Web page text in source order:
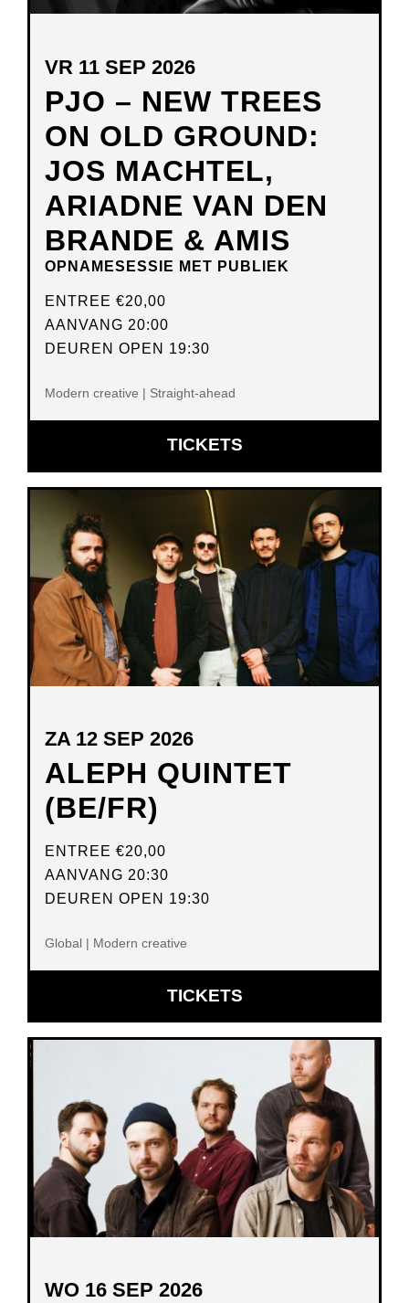
PJO – NEW TREES
ON OLD GROUND:
JOS MACHTEL,
ARIADNE VAN DEN
BRANDE & AMIS
OPNAMESESSIE MET PUBLIEK
VR 11 SEP 2026
ENTREE €20,00
AANVANG 20:00
DEUREN OPEN 19:30
Modern creative | Straight-ahead
TICKETSOPENT
IN
VENSTER
ALEPH QUINTET
(BE/FR)
ZA 12 SEP 2026
ENTREE €20,00
AANVANG 20:30
DEUREN OPEN 19:30
Global | Modern creative
TICKETSOPENT
IN
NIEUW
VENSTER
WO 16 SEP 2026